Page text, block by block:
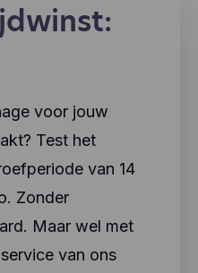
voor jouw
Test het
van 14
Zonder
Maar wel met
van ons